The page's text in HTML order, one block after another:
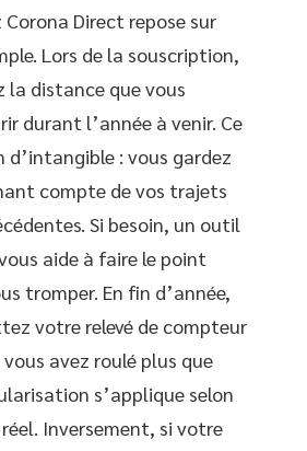
Direct repose sur
Lors de la souscription,
la distance que vous
durant l’année à venir. Ce
d’intangible : vous gardez
compte de vos trajets
Si besoin, un outil
aide à faire le point
tromper. En fin d’année,
votre relevé de compteur
vous avez roulé plus que
s’applique selon
Inversement, si votre